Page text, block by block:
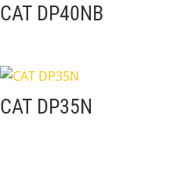
CAT DP40NB
CAT DP35N